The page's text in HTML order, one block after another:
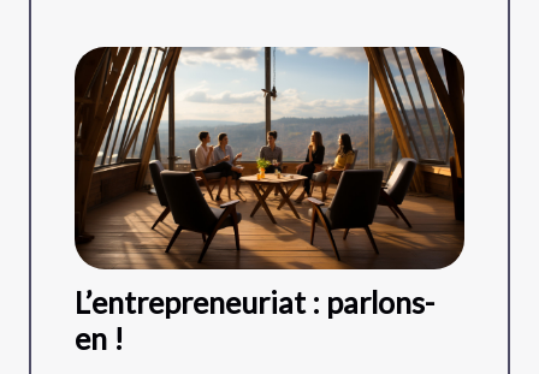
L’entrepreneuriat : parlons-
en !